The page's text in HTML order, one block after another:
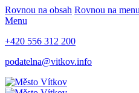
Rovnou na obsah Rovnou na menu
Menu
+420 556 312 200
podatelna@vitkov.info